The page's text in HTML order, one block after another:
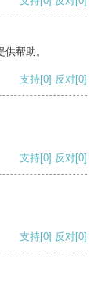
帮助。
支持[0] 反对[0]
支持[0] 反对[0]
支持[0] 反对[0]